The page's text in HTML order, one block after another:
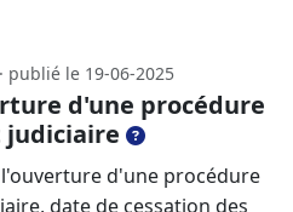
publié le 19-06-2025
d'une procédure
judiciaire
d'une procédure
date de cessation des